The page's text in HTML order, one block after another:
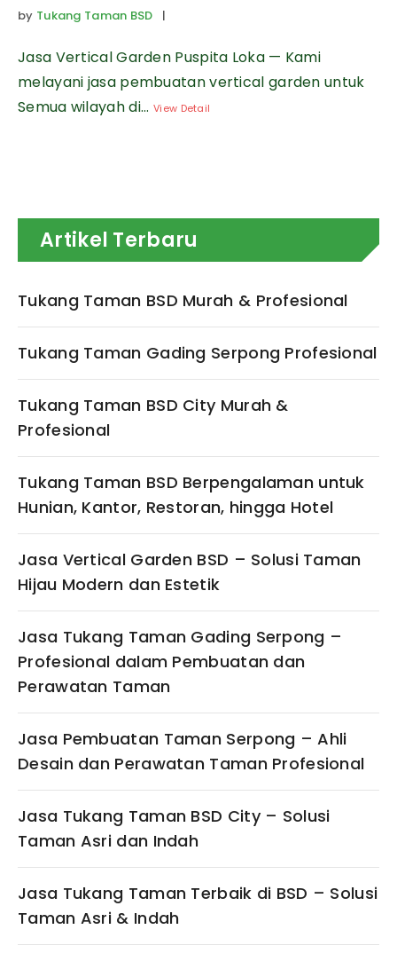
by Tukang Taman BSD |
Jasa Vertical Garden Puspita Loka — Kami
melayani jasa pembuatan vertical garden untuk
Semua wilayah di...View Detail
Artikel Terbaru
Tukang Taman BSD Murah & Profesional
Tukang Taman Gading Serpong Profesional
Tukang Taman BSD City Murah &
Profesional
Tukang Taman BSD Berpengalaman untuk
Hunian, Kantor, Restoran, hingga Hotel
Jasa Vertical Garden BSD – Solusi Taman
Hijau Modern dan Estetik
Jasa Tukang Taman Gading Serpong –
Profesional dalam Pembuatan dan
Perawatan Taman
Jasa Pembuatan Taman Serpong – Ahli
Desain dan Perawatan Taman Profesional
Jasa Tukang Taman BSD City – Solusi
Taman Asri dan Indah
Jasa Tukang Taman Terbaik di BSD – Solusi
Taman Asri & Indah